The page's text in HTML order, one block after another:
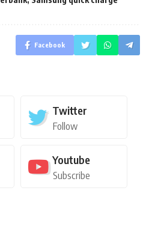
Facebook
Twitter
Follow
Youtube
Subscribe